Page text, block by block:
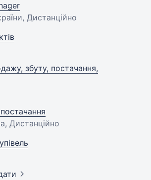
Дистанційно
збуту, постачання,
Дистанційно